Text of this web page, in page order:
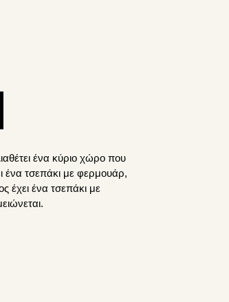
ένα κύριο χώρο που
ένα τσεπάκι με φερμουάρ,
έχει ένα τσεπάκι με